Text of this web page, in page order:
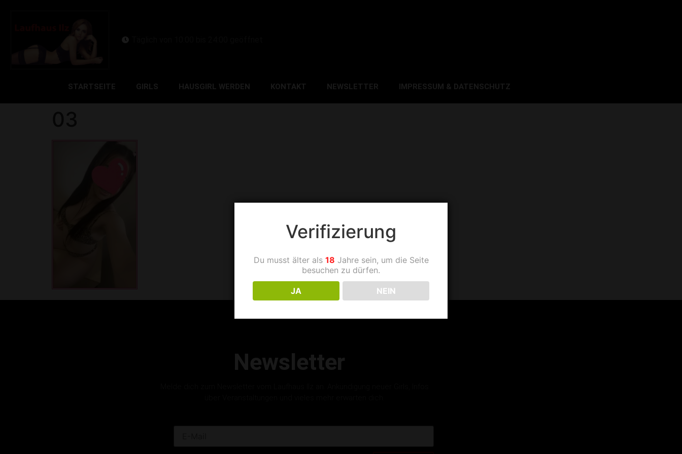
STARTSEITE GIRLS HAUSGIRL WERDEN KONTAKT NEWSLETTER IMPRESSUM & DATENSCHUTZ
Newsletter
Verifizierung
Du musst älter als 18 Jahre sein, um die Seite
besuchen zu dürfen.
JA NEIN